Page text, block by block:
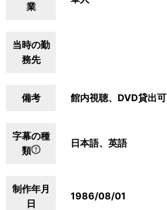
業
当時の勤
務先
備考 館内視聴、DVD貸出可
字幕の種
類
日本語、英語
制作年月
日
1986/08/01